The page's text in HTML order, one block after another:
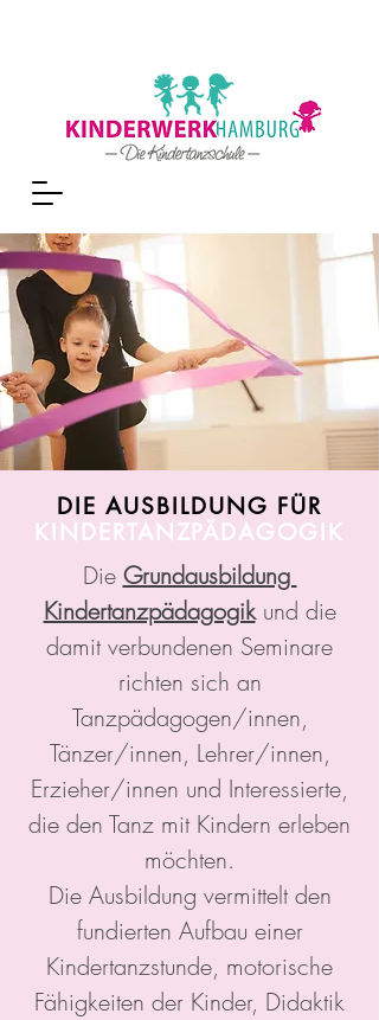
DIE AUSBILDUNG FÜR
KINDERTANZPÄDAGOGIK
Die Grundausbildung
Kindertanzpädagogikund die
damit verbundenen Seminare
richten sich an
Tanzpädagogen/innen,
Tänzer/innen, Lehrer/innen,
Erzieher/innen und Interessierte,
die den Tanz mit Kindern erleben
möchten.
Die Ausbildung vermittelt den
fundierten Aufbau einer
Kindertanzstunde, motorische
Fähigkeiten der Kinder, Didaktik